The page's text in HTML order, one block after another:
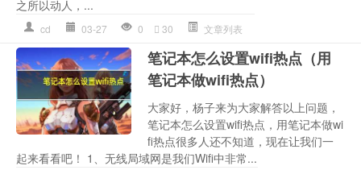
之所以动人，...
cd 03-27 0 30 文章列表
笔记本怎么设置wifi热点（用
笔记本做wifi热点）
大家好，杨子来为大家解答以上问题，
笔记本怎么设置wifi热点，用笔记本做wi
fi热点很多人还不知道，现在让我们一
起来看看吧！ 1、无线局域网是我们Wifi中非常...